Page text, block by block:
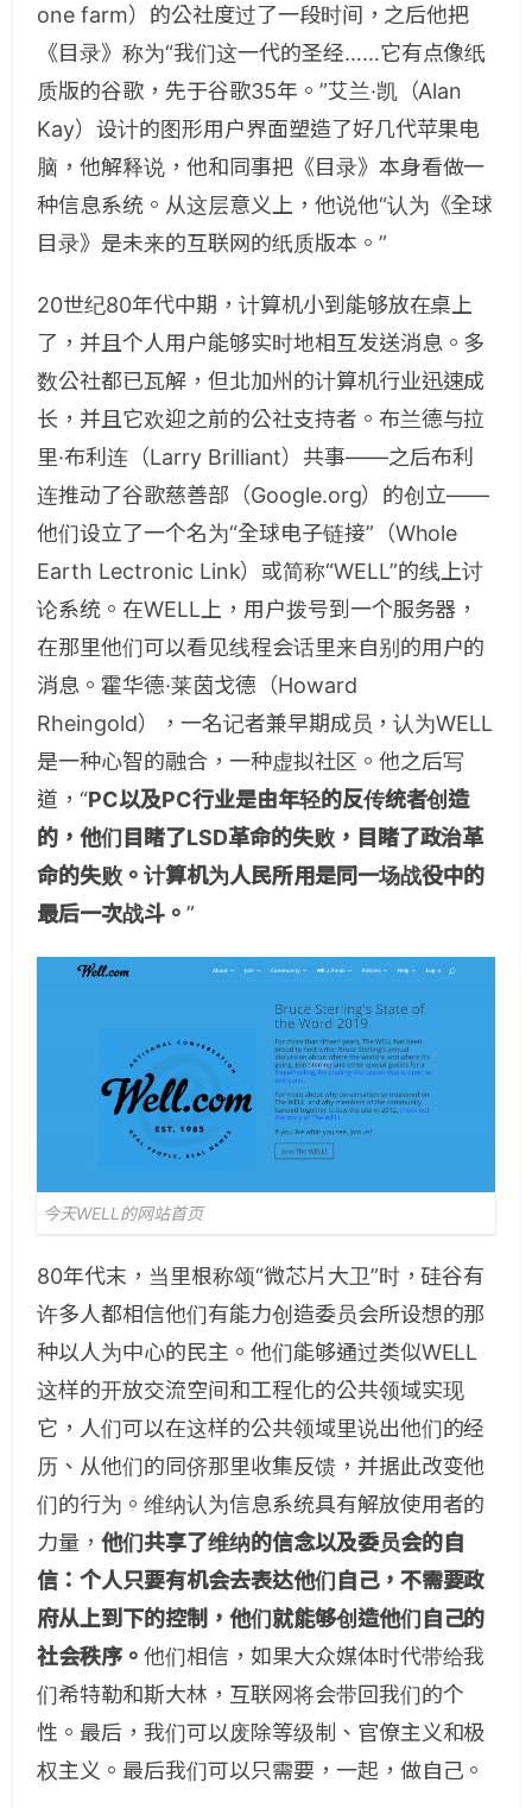
one farm）的公社度过了一段时间，之后他把
《目录》称为“我们这一代的圣经……它有点像纸
质版的谷歌，先于谷歌35年。”艾兰·凯（Alan
Kay）设计的图形用户界面塑造了好几代苹果电
脑，他解释说，他和同事把《目录》本身看做一
种信息系统。从这层意义上，他说他“认为《全球
目录》是未来的互联网的纸质版本。”
20世纪80年代中期，计算机小到能够放在桌上
了，并且个人用户能够实时地相互发送消息。多
数公社都已瓦解，但北加州的计算机行业迅速成
长，并且它欢迎之前的公社支持者。布兰德与拉
里·布利连（Larry Brilliant）共事——之后布利
连推动了谷歌慈善部（Google.org）的创立——
他们设立了一个名为“全球电子链接”（Whole
Earth Lectronic Link）或简称“WELL”的线上讨
论系统。在WELL上，用户拨号到一个服务器，
在那里他们可以看见线程会话里来自别的用户的
消息。霍华德·莱茵戈德（Howard
Rheingold），一名记者兼早期成员，认为WELL
是一种心智的融合，一种虚拟社区。他之后写
道，“PC以及PC行业是由年轻的反传统者创造
的，他们目睹了LSD革命的失败，目睹了政治革
命的失败。计算机为人民所用是同一场战役中的
最后一次战斗。 ”
今天WELL的网站首页
80年代末，当里根称颂“微芯片大卫”时，硅谷有
许多人都相信他们有能力创造委员会所设想的那
种以人为中心的民主。他们能够通过类似WELL
这样的开放交流空间和工程化的公共领域实现
它，人们可以在这样的公共领域里说出他们的经
历、从他们的同侪那里收集反馈，并据此改变他
们的行为。维纳认为信息系统具有解放使用者的
力量，他们共享了维纳的信念以及委员会的自
信：个人只要有机会去表达他们自己，不需要政
府从上到下的控制，他们就能够创造他们自己的
社会秩序。他们相信，如果大众媒体时代带给我
们希特勒和斯大林，互联网将会带回我们的个
性。最后，我们可以废除等级制、官僚主义和极
权主义。最后我们可以只需要，一起，做自己。